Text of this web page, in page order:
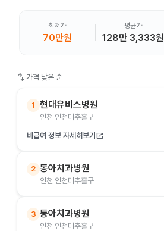
최저가
70만원
평균가
128만 3,333원
swap_vert 가격 낮은 순
1 현대유비스병원
인천 인천미추홀구
비급여 정보 자세히보기 open_in_new
2 동아치과병원
인천 인천미추홀구
3 동아치과병원
인천 인천미추홀구